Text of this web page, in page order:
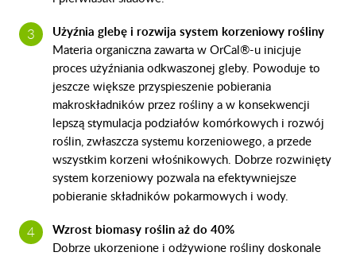
Użyźnia glebę i rozwija system korzeniowy rośliny
Materia organiczna zawarta w OrCal®-u inicjuje
proces użyźniania odkwaszonej gleby. Powoduje to
jeszcze większe przyspieszenie pobierania
makroskładników przez rośliny a w konsekwencji
lepszą stymulacja podziałów komórkowych i rozwój
roślin, zwłaszcza systemu korzeniowego, a przede
wszystkim korzeni włośnikowych. Dobrze rozwinięty
system korzeniowy pozwala na efektywniejsze
pobieranie składników pokarmowych i wody.
Wzrost biomasy roślin aż do 40%
Dobrze ukorzenione i odżywione rośliny doskonale